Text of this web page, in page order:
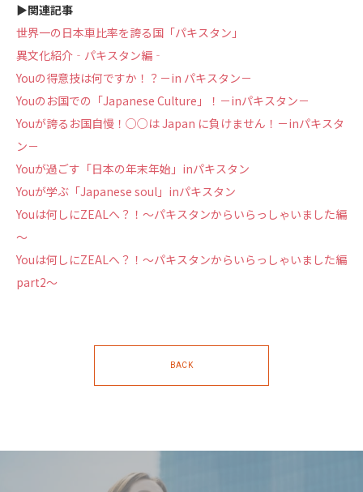
▶︎関連記事
世界一の日本車比率を誇る国「パキスタン」
異文化紹介‐パキスタン編‐
Youの得意技は何ですか！？－in パキスタン－
Youのお国での「Japanese Culture」！－inパキスタン－
Youが誇るお国自慢！○○は Japan に負けません！－inパキスタ
ン－
Youが過ごす「日本の年末年始」inパキスタン
Youが学ぶ「Japanese soul」inパキスタン
Youは何しにZEALへ？！～パキスタンからいらっしゃいました編
～
Youは何しにZEALへ？！～パキスタンからいらっしゃいました編
part2～
BACK